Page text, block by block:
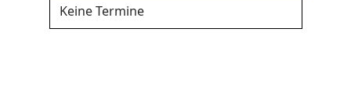
Keine Termine